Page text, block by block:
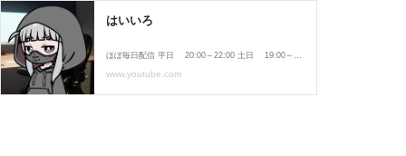
はいいろ
ほぼ毎日配信 平日 20:00～22:00 土日 19:00～22:00 ☆★自己紹介☆★ 名前：はいいろ 愛称：はいちゃん、はーちゃん等（好きによんでね） 事務所：未所属（個人勢） Vtuberモデル：自作（０円） #Vtuber #ゲーム実況 #はいいろ #個人勢Vtuber #セルフ受肉 チャンネル登録＆高評価で応援してね！ ーーーーーー ※当マイクラ配信中のワールドを利用して配信希望の方は、ＸのＤＭでご連絡ください。
www.youtube.com